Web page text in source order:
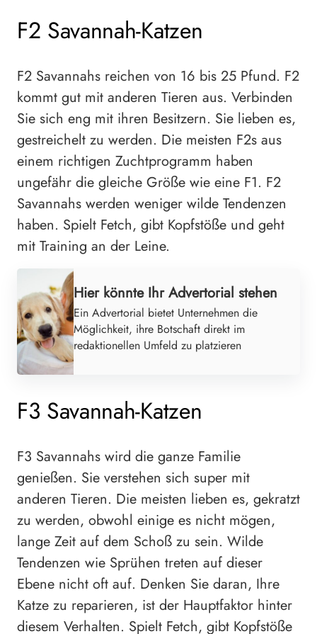
F2 Savannah-Katzen
F2 Savannahs reichen von 16 bis 25 Pfund. F2
kommt gut mit anderen Tieren aus. Verbinden
Sie sich eng mit ihren Besitzern. Sie lieben es,
gestreichelt zu werden. Die meisten F2s aus
einem richtigen Zuchtprogramm haben
ungefähr die gleiche Größe wie eine F1. F2
Savannahs werden weniger wilde Tendenzen
haben. Spielt Fetch, gibt Kopfstöße und geht
mit Training an der Leine.
Hier könnte Ihr Advertorial stehen
Ein Advertorial bietet Unternehmen die
Möglichkeit, ihre Botschaft direkt im
redaktionellen Umfeld zu platzieren
F3 Savannah-Katzen
F3 Savannahs wird die ganze Familie
genießen. Sie verstehen sich super mit
anderen Tieren. Die meisten lieben es, gekratzt
zu werden, obwohl einige es nicht mögen,
lange Zeit auf dem Schoß zu sein. Wilde
Tendenzen wie Sprühen treten auf dieser
Ebene nicht oft auf. Denken Sie daran, Ihre
Katze zu reparieren, ist der Hauptfaktor hinter
diesem Verhalten. Spielt Fetch, gibt Kopfstöße